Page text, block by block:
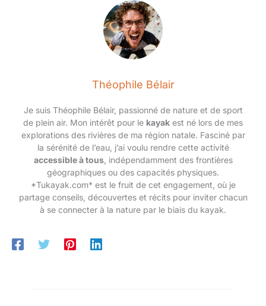
MAXIMALE : 220 KG - DIMENSIONS GLOBALES : 410x85 cm
(13'4" x 33") TECHNOLOGIE : Drop stitch + PVC laminé - PACK
COMPLET : 2 pagaies + 2 sièges + Sac à roulette + Pompe HP
Le kayak gonflable Wattsup COD est un modèle capable de se
gonfler rapidement car il est composé de 2 chambres à air. Le
COD est configuré pour parcourir de grandes distances dans
un grand confort grâce à sa qualité de conception et ses
personnes expérimentées, à la recherche d'un kayak de
Théophile Bélair
Je suis Théophile Bélair, passionné de nature et de sport
de plein air. Mon intérêt pour le kayak est né lors de mes
explorations des rivières de ma région natale. Fasciné par
la sérénité de l’eau, j’ai voulu rendre cette activité
accessible à tous, indépendamment des frontières
géographiques ou des capacités physiques.
*Tukayak.com* est le fruit de cet engagement, où je
partage conseils, découvertes et récits pour inviter chacun
à se connecter à la nature par le biais du kayak.